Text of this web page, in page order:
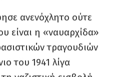
ανενόχλητο ούτε
είναι η «ναυαρχίδα»
τραγουδιών
του 1941 λίγα